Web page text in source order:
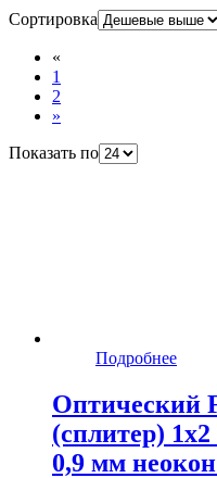
Сортировка
«
1
2
»
Показать по
Подробнее
Оптический
(сплитер)
0,9 мм